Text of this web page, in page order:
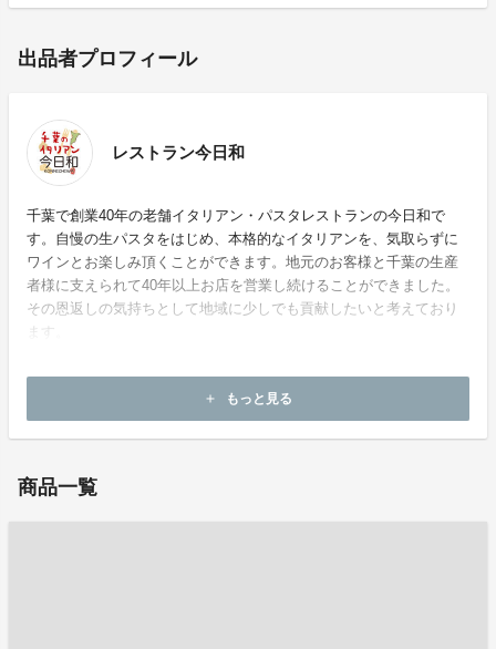
出品者プロフィール
レストラン今日和
千葉で創業40年の老舗イタリアン・パスタレストランの今日和で
す。自慢の生パスタをはじめ、本格的なイタリアンを、気取らずに
ワインとお楽しみ頂くことができます。地元のお客様と千葉の生産
者様に支えられて40年以上お店を営業し続けることができました。
その恩返しの気持ちとして地域に少しでも貢献したいと考えており
add もっと見る
商品一覧